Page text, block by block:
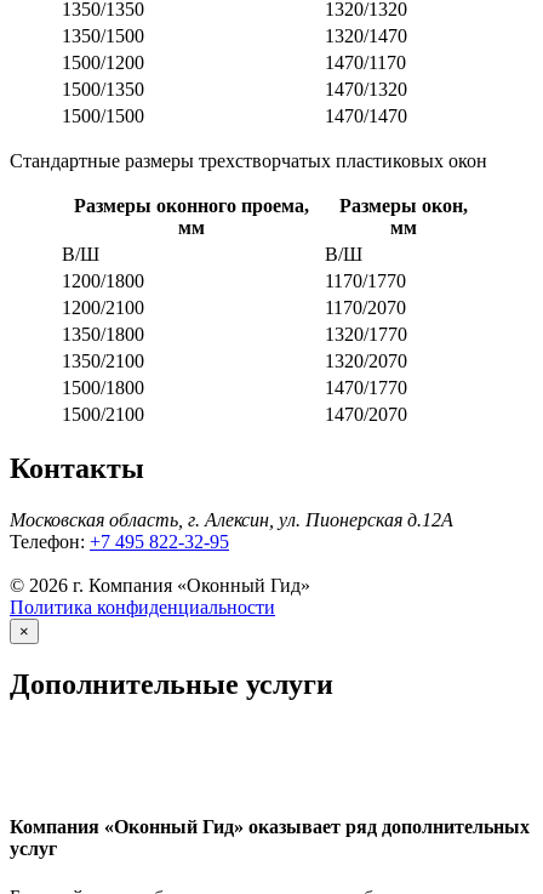
1350/1350
1320/1320
1350/1500
1320/1470
1500/1200
1470/1170
1500/1350
1470/1320
1500/1500
1470/1470
Стандартные размеры трехстворчатых пластиковых окон
Размеры оконного проема,
мм
Размеры окон,
мм
В/Ш
В/Ш
1200/1800
1170/1770
1200/2100
1170/2070
1350/1800
1320/1770
1350/2100
1320/2070
1500/1800
1470/1770
1500/2100
1470/2070
Контакты
Московская область, г. Алексин, ул. Пионерская д.12A
Телефон: +7 495 822-32-95
© 2026 г. Компания «Оконный Гид»
Политика конфиденциальности
×
Дополнительные услуги
Компания «Оконный Гид» оказывает ряд дополнительных
услуг